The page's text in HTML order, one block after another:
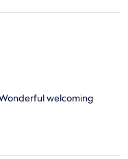
welcoming